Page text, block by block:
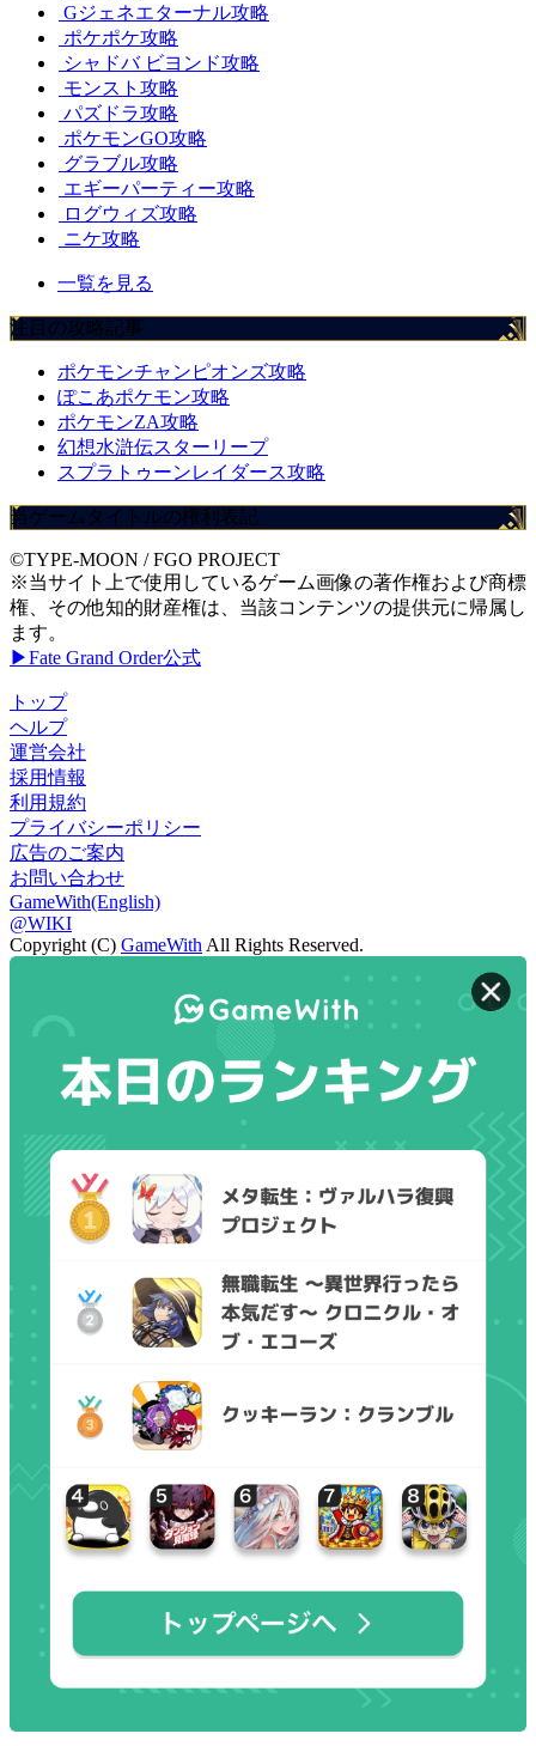
Gジェネエターナル攻略
ポケポケ攻略
シャドバ ビヨンド攻略
モンスト攻略
パズドラ攻略
ポケモンGO攻略
グラブル攻略
エギーパーティー攻略
ログウィズ攻略
ニケ攻略
一覧を見る
注目の攻略記事
ポケモンチャンピオンズ攻略
ぽこあポケモン攻略
ポケモンZA攻略
幻想水滸伝スターリープ
スプラトゥーンレイダース攻略
当ゲームタイトルの権利表記
©TYPE-MOON / FGO PROJECT
※当サイト上で使用しているゲーム画像の著作権および商標
権、その他知的財産権は、当該コンテンツの提供元に帰属し
ます。
▶Fate Grand Order公式
トップ
ヘルプ
運営会社
採用情報
利用規約
プライバシーポリシー
広告のご案内
お問い合わせ
GameWith(English)
@WIKI
Copyright (C) GameWith All Rights Reserved.